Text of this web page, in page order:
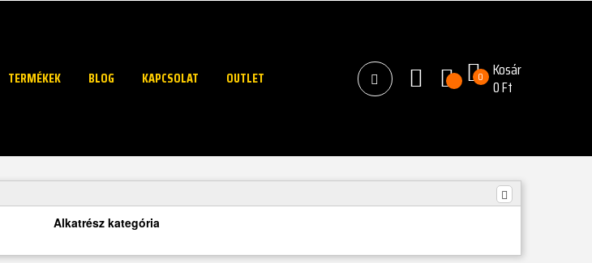
TERMÉKEK BLOG KAPCSOLAT OUTLET 0 Kosár
0 Ft
Alkatrész kategória